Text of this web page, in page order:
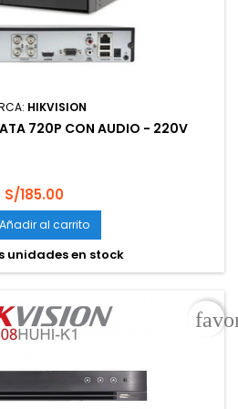
HIKVISION
720P CON AUDIO - 220V
Precio
S/185.00
Añadir al carrito
unidades en stock